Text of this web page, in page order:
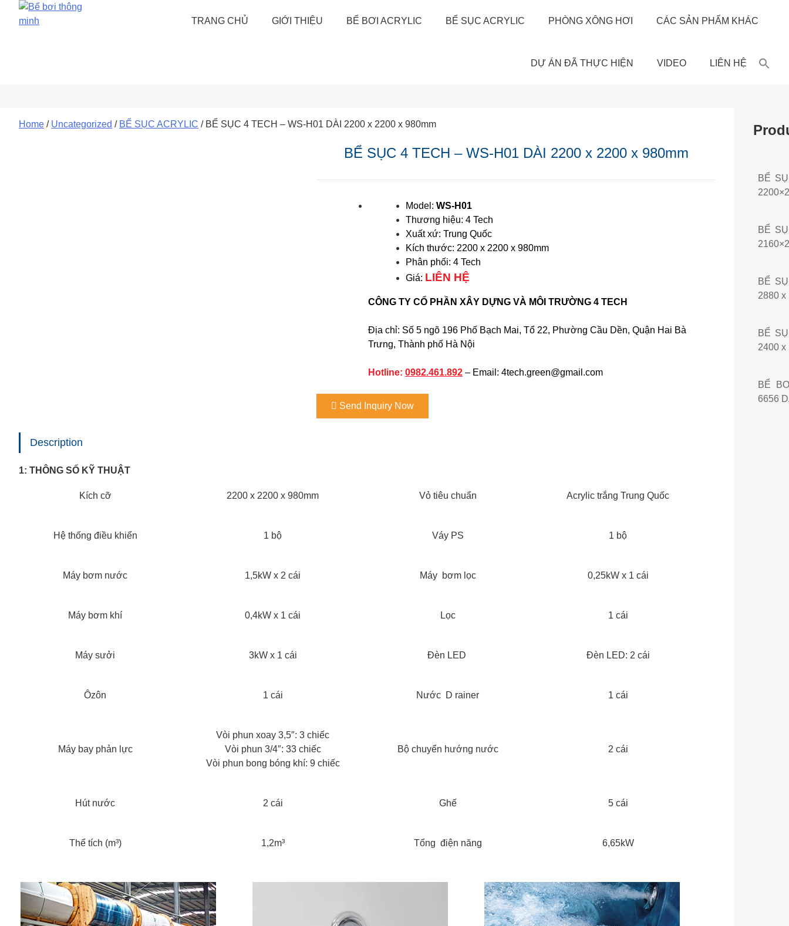
TRANG CHỦ GIỚI THIỆU BỂ BƠI ACRYLIC BỂ SỤC ACRYLIC PHÒNG XÔNG HƠI CÁC SẢN PHẨM KHÁC
DỰ ÁN ĐÃ THỰC HIỆN VIDEO LIÊN HỆ
Home / Uncategorized / BỂ SỤC ACRYLIC / BỂ SỤC 4 TECH – WS-H01 DÀI 2200 x 2200 x 980mm
BỂ SỤC 4 TECH – WS-H01 DÀI 2200 x 2200 x 980mm
Model: WS-H01
Thương hiệu: 4 Tech
Xuất xứ: Trung Quốc
Kích thước: 2200 x 2200 x 980mm
Phân phối: 4 Tech
Giá: LIÊN HỆ
CÔNG TY CỔ PHẦN XÂY DỰNG VÀ MÔI TRƯỜNG 4 TECH
Địa chỉ: Số 5 ngõ 196 Phố Bạch Mai, Tổ 22, Phường Cầu Dền, Quận Hai Bà
Trưng, Thành phố Hà Nội
Hotline: 0982.461.892– Email: 4tech.green@gmail.com
Send Inquiry Now
Description
1: THÔNG SỐ KỸ THUẬT
Kích cỡ 2200 x 2200 x 980mm Vỏ tiêu chuẩn Acrylic trắng Trung Quốc
Hệ thống điều khiển 1 bộ Váy PS 1 bộ
Máy bơm nước 1,5kW x 2 cái Máy bơm lọc 0,25kW x 1 cái
Máy bơm khí 0,4kW x 1 cái Lọc 1 cái
Máy sưởi 3kW x 1 cái Đèn LED ​ Đèn LED: 2 cái
Ôzôn 1 cái Nước D rainer 1 cái
Máy bay phản lực
Vòi phun xoay 3,5″: 3 chiếc
Vòi phun 3/4″: 33 chiếc
Vòi phun bong bóng khí: 9 chiếc
Bộ chuyển hướng nước 2 cái
Hút nước 2 cái Ghế 5 cái
Thể tích (m³) 1,2m³ Tổng điện năng 6,65kW
BỂ
BỂ
BỂ
2880 x
BỂ
2400 x
BỂ
6656